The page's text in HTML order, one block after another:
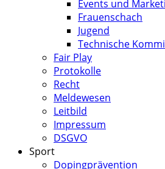
Events und
Frauenschach
Jugend
Technische
Fair Play
Protokolle
Recht
Meldewesen
Leitbild
Impressum
DSGVO
Sport
Dopingprävention